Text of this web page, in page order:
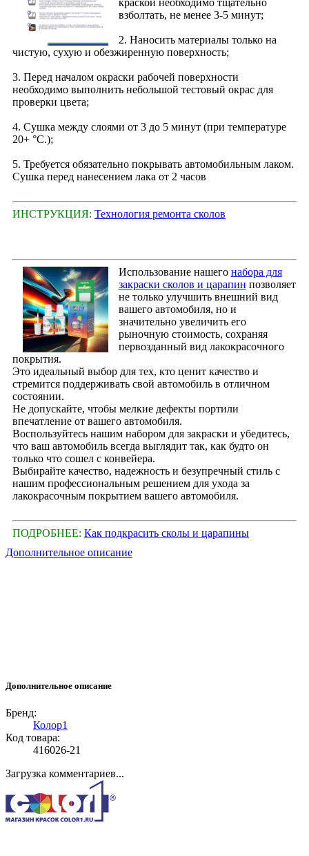
краской необходимо тщательно
взболтать, не менее 3-5 минут;
2. Наносить материалы только на
чистую, сухую и обезжиренную поверхность;
3. Перед началом окраски рабочей поверхности
необходимо выполнить небольшой тестовый окрас для
проверки цвета;
4. Сушка между слоями от 3 до 5 минут (при температуре
20+ °С.);
5. Требуется обязательно покрывать автомобильным лаком.
Сушка перед нанесением лака от 2 часов
ИНСТРУКЦИЯ: Технология ремонта сколов
Использование нашего набора для
закраски сколов и царапин позволяет
не только улучшить внешний вид
вашего автомобиля, но и
значительно увеличить его
рыночную стоимость, сохраняя
первозданный вид лакокрасочного
покрытия.
Это идеальный выбор для тех, кто ценит качество и
стремится поддерживать свой автомобиль в отличном
состоянии.
Не допускайте, чтобы мелкие дефекты портили
впечатление от вашего автомобиля.
Воспользуйтесь нашим набором для закраски и убедитесь,
что ваш автомобиль всегда выглядит так, как будто он
только что сошел с конвейера.
Выбирайте качество, надежность и безупречный стиль с
нашим профессиональным решением для ухода за
лакокрасочным покрытием вашего автомобиля.
ПОДРОБНЕЕ: Как подкрасить сколы и царапины
Дополнительное описание
Дополнительное описание
Бренд:
Колор1
Код товара:
416026-21
Загрузка комментариев...